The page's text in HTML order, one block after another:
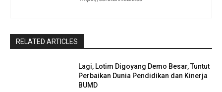
RELATED ARTICLES
Lagi, Lotim Digoyang Demo Besar, Tuntut
Perbaikan Dunia Pendidikan dan Kinerja
BUMD